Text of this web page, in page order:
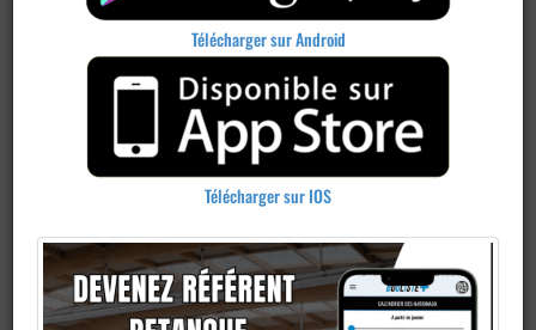
Télécharger sur Android
Télécharger sur IOS